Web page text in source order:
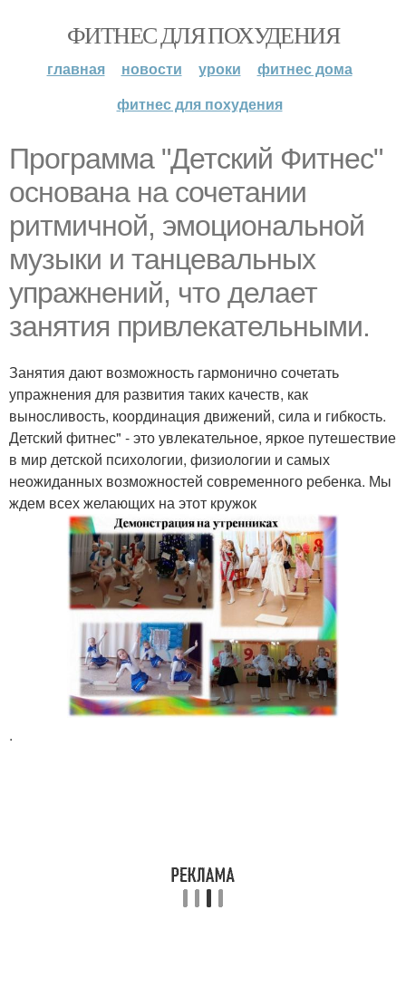
ФИТНЕС ДЛЯ ПОХУДЕНИЯ
главная новости уроки
фитнес дома
фитнес для похудения
Программа "Детский Фитнес"
основана на сочетании
ритмичной, эмоциональной
музыки и танцевальных
упражнений, что делает
занятия привлекательными.
Занятия дают возможность гармонично сочетать
упражнения для развития таких качеств, как
выносливость, координация движений, сила и гибкость.
Детский фитнес" - это увлекательное, яркое путешествие
в мир детской психологии, физиологии и самых
неожиданных возможностей современного ребенка. Мы
ждем всех желающих на этот кружок
.